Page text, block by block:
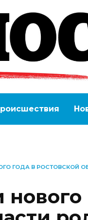
ГОДА В РОСТОВСКОЙ